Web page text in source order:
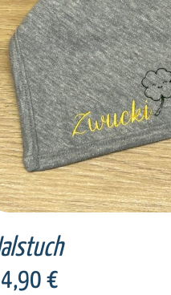
SELECT OPTIONS / DETAILS
€